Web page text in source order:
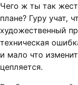
Чего ж ты так
плане? Гуру учат,
художественный
техническая
и мало что
цепляется.